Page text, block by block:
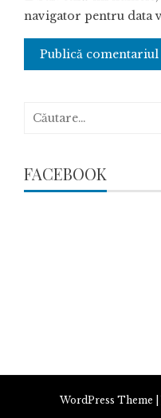
navigator pentru data
Caută
FACEBOOK
WordPress Theme |